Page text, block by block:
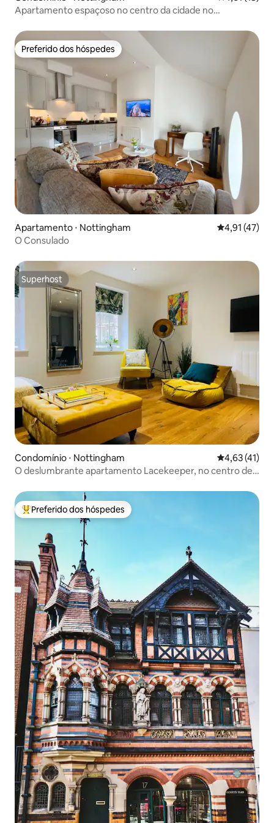
Apartamento espaçoso no centro da cidade no
Preferido dos hóspedes
Preferido dos hóspedes
Apartamento ⋅ Nottingham 4,91 de uma
4,91 (47)
O Consulado
Superhost
Superhost
Condomínio ⋅ Nottingham 4,63 de uma
4,63 (41)
O deslumbrante apartamento Lacekeeper, no centro de
Entre os melhores preferidos dos hóspedes
Preferido dos hóspedes